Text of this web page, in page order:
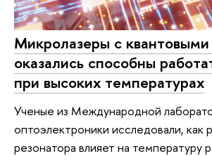
Микролазеры с
оказались способны
при высоких температурах
Ученые из Международной
оптоэлектроники исследовали, как
резонатора влияет на температуру